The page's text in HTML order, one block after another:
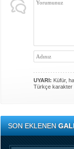
UYARI: Küfür,
Türkçe karakter
SON EKLENEN